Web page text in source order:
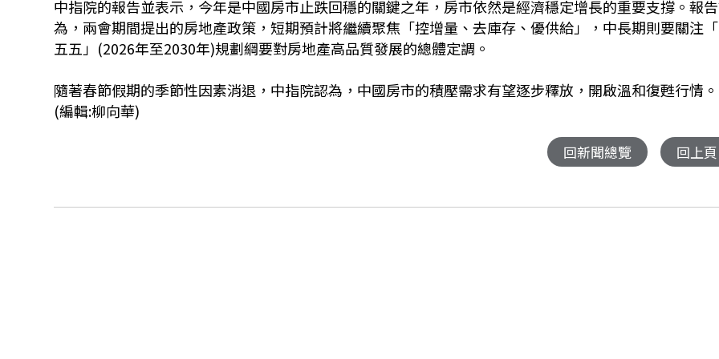
中指院的報告並表示，今年是中國房市止跌回穩的關鍵之年，房市依然是經濟穩定增長的重要支撐。報
為，兩會期間提出的房地產政策，短期預計將繼續聚焦「控增量、去庫存、優供給」，中長期則要關注
五五」(2026年至2030年)規劃綱要對房地產高品質發展的總體定調。
隨著春節假期的季節性因素消退，中指院認為，中國房市的積壓需求有望逐步釋放，開啟溫和復甦行情。
(編輯:柳向華)
回新聞總覽 回上頁